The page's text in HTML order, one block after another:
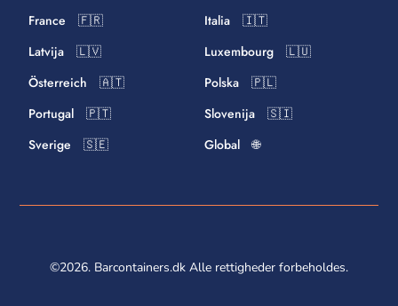
France 🇫🇷
Italia 🇮🇹
Latvija 🇱🇻
Luxembourg 🇱🇺
Österreich 🇦🇹
Polska 🇵🇱
Portugal 🇵🇹
Slovenija 🇸🇮
Sverige 🇸🇪
Global 🌐
©2026. Barcontainers.dk Alle rettigheder forbeholdes.